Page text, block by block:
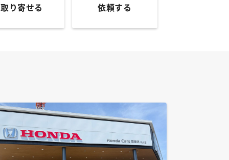
取り寄せる 依頼する